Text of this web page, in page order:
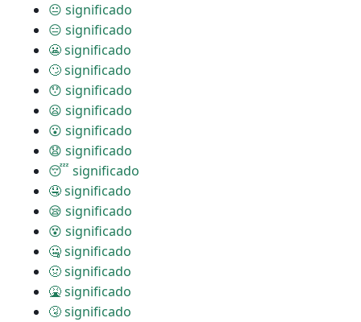
😐 significado
😑 significado
😬 significado
🙄 significado
😯 significado
😦 significado
😮 significado
😧 significado
😴 significado
🤤 significado
😪 significado
😵 significado
🤐 significado
🤢 significado
🤮 significado
🤧 significado